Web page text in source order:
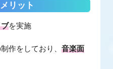
リット
を実施
作をしており、 音楽面